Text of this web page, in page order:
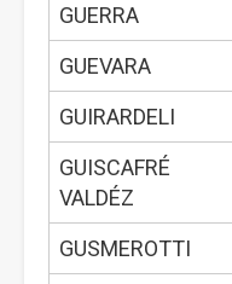
GUERRA
GUEVARA
GUIRARDELI
GUISCAFRÉ
VALDÉZ
GUSMEROTTI